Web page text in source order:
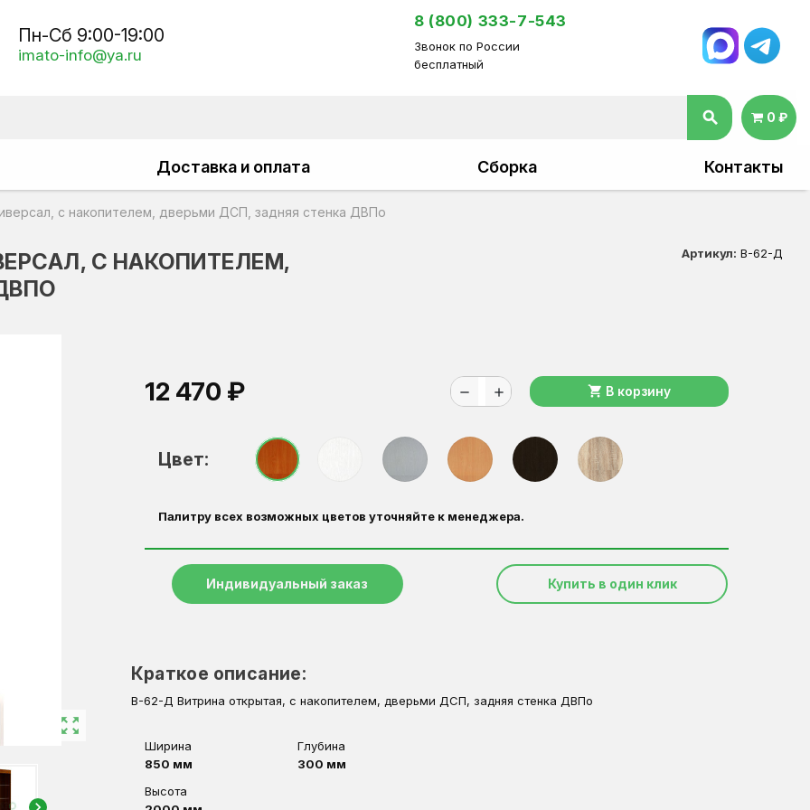
Пн-Сб 9:00-19:00
imato-info@ya.ru
8 (800) 333-7-543
Звонок по России
бесплатный
search 0 ₽
Доставка и оплата Сборка Контакты
с накопителем, дверьми ДСП, задняя стенка ДВПо
С НАКОПИТЕЛЕМ,
Артикул: В-62-Д
zoom_out_map
12 470 ₽ remove add shopping_cart В корзину
Цвет:
Палитру всех возможных цветов уточняйте к менеджера.
Индивидуальный заказ Купить в один клик
Краткое описание:
В-62-Д Витрина открытая, с накопителем, дверьми ДСП, задняя стенка ДВПо
Ширина
850 мм
Глубина
300 мм
Высота